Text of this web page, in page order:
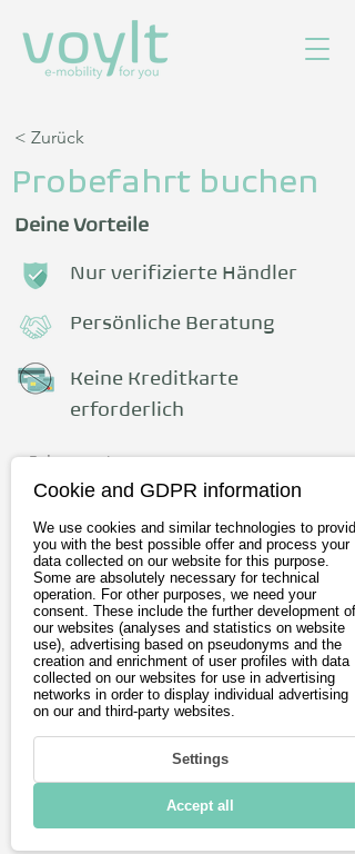
< Zurück
Probefahrt buchen
Deine Vorteile
Nur verifizierte Händler
Persönliche Beratung
Keine Kreditkarte
erforderlich
Fahrzeug
Vorname
Nachname
E-Mail-Adresse
Postleitzahl
Telefon (optional)
Cookie and GDPR information
We use cookies and similar technologies to provide
you with the best possible offer and process your
data collected on our website for this purpose.
Some are absolutely necessary for technical
operation. For other purposes, we need your
consent. These include the further development of
our websites (analyses and statistics on website
use), advertising based on pseudonyms and the
creation and enrichment of user profiles with data
collected on our websites for use in advertising
networks in order to display individual advertising
on our and third-party websites.
Settings
Accept all